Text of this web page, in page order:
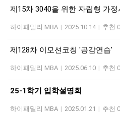
제15차 3040을 위한 자립형 가
하이패밀리 MBA | 2025.10.14 | 추천 0
제128차 이모션코칭 '공감연습'
하이패밀리 MBA | 2025.06.10 | 추천 0
25-1학기 입학설명회
하이패밀리 MBA | 2025.01.21 | 추천 0